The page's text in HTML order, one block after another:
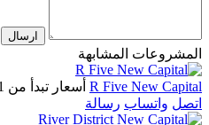
ارسال
المشروعات المشابهة
R Five New Capital أسعار تبدأ من
اتصل واتساب رسالة